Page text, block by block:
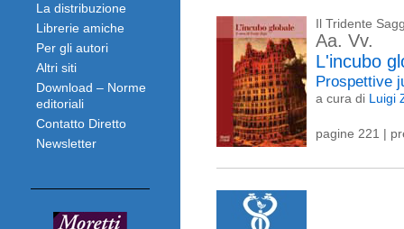
La distribuzione
Librerie amiche
Per gli autori
Altri siti
Download – Norme
editoriali
Contatto Diretto
Newsletter
Il Tridente
Aa. Vv.
L'incubo
Prospettive
a cura di Luigi
pagine 221 |